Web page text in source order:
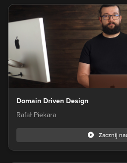
Domain Driven Design
Rafał Piekara
Zacznij